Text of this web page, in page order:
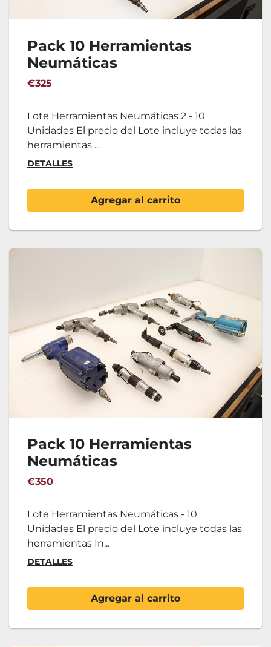
Pack 10 Herramientas
Neumáticas
(Remachadoras,
€325
Lote Herramientas Neumáticas 2 - 10
Unidades El precio del Lote incluye todas las
herramientas ...
DETALLES
Agregar al carrito
Pack 10 Herramientas
Neumáticas
(Remachadoras,
€350
Lote Herramientas Neumáticas - 10
Unidades El precio del Lote incluye todas las
herramientas In...
DETALLES
Agregar al carrito